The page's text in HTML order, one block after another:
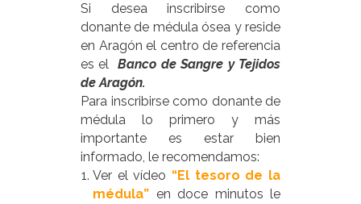
Si desea inscribirse como
donante de médula ósea y reside
en Aragón el centro de referencia
es el Banco de Sangre y Tejidos
de Aragón.
Para inscribirse como donante de
médula lo primero y más
importante es estar bien
informado, le recomendamos:
Ver el vídeo “El tesoro de la
médula” en doce minutos le